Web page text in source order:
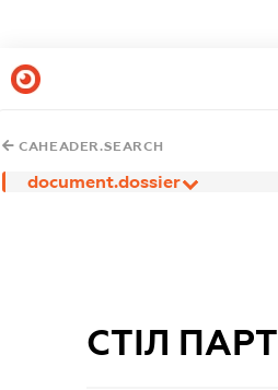
CAHEADER.SEARCH
document.dossier
СТІЛ ПАРТ